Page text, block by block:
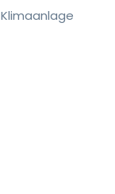
Klimaanlage